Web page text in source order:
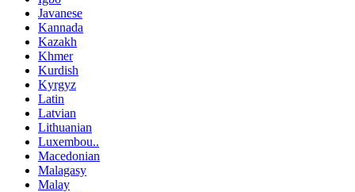
Javanese
Kannada
Kazakh
Khmer
Kurdish
Kyrgyz
Latin
Latvian
Lithuanian
Luxembou..
Macedonian
Malagasy
Malay